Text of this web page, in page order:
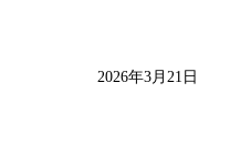
2026年3月21日